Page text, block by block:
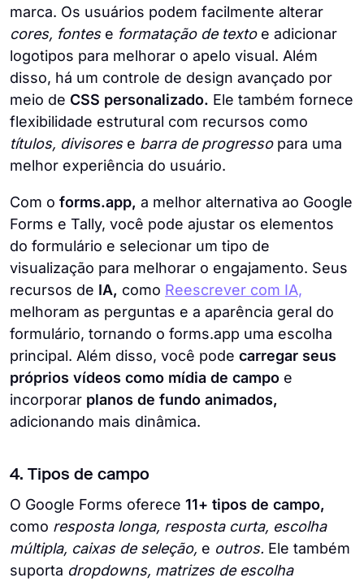
marca. Os usuários podem facilmente alterar
cores, fontese formatação de textoe adicionar
logotipos para melhorar o apelo visual. Além
disso, há um controle de design avançado por
meio de CSS personalizado. Ele também fornece
flexibilidade estrutural com recursos como
títulos, divisorese barra de progressopara uma
melhor experiência do usuário.
Com o forms.app, a melhor alternativa ao Google
Forms e Tally, você pode ajustar os elementos
do formulário e selecionar um tipo de
visualização para melhorar o engajamento. Seus
recursos de IA, como Reescrever com IA,
melhoram as perguntas e a aparência geral do
formulário, tornando o forms.app uma escolha
principal. Além disso, você pode carregar seus
próprios vídeos como mídia de campo e
incorporar planos de fundo animados,
adicionando mais dinâmica.
4. Tipos de campo
O Google Forms oferece 11+ tipos de campo,
como resposta longa, resposta curta, escolha
múltipla, caixas de seleção, e outros. Ele também
suporta dropdowns, matrizes de escolha